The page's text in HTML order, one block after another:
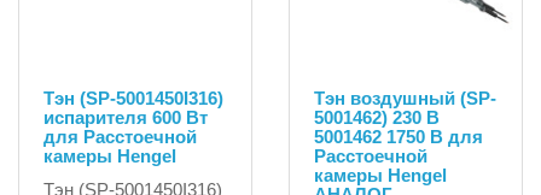
Тэн (SP-5001450I316)
испарителя 600 Вт
для Расстоечной
камеры Hengel
Тэн (SP-5001450I316)
Тэн воздушный (SP-
5001462) 230 В
5001462 1750 В для
Расстоечной
камеры Hengel